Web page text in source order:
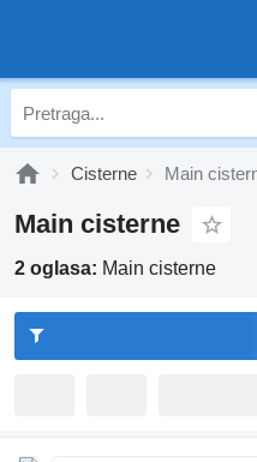
Cisterne Main
Main cisterne
2 oglasa: Main cisterne